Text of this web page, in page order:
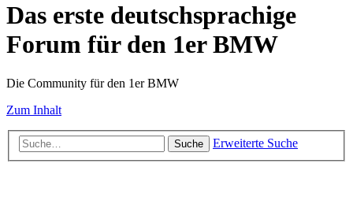
Das erste deutschsprachige
Forum für den 1er BMW
Die Community für den 1er BMW
Zum Inhalt
Suche Erweiterte Suche